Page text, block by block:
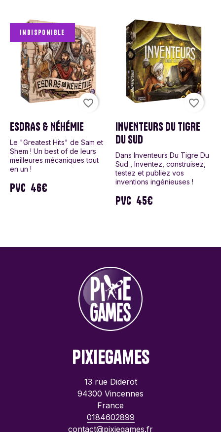
Indisponible
ESDRAS & NÉHÉMIE
Le "Greatest Hits" de Sam et
Shem ! Un best of de leurs
meilleures mécaniques tout
en un !
PVC 46€
favorite_border
INVENTEURS DU TIGRE
DU SUD
Dans Inventeurs Du Tigre Du
Sud , Inventez, construisez,
testez et publiez vos
inventions ingénieuses !
PVC 45€
favorite_border
PixieGames
13 rue Diderot
94300 Vincennes
France
0184602899
contact@pixiegames.fr